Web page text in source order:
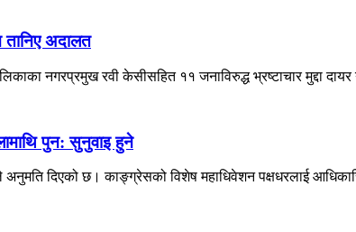
तानिए अदालत
नगरप्रमुख रवी केसीसहित ११ जनाविरुद्ध भ्रष्टाचार मुद्दा
पुन: सुनुवाइ हुने
अनुमति दिएको छ। काङ्ग्रेसको विशेष महाधिवेशन पक्षधरलाई